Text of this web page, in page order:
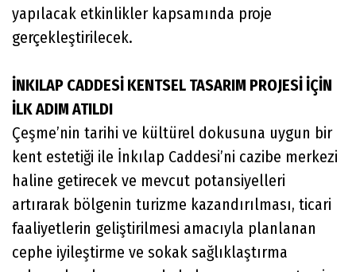
yapılacak etkinlikler kapsamında proje
gerçekleştirilecek.
İNKILAP CADDESİ KENTSEL TASARIM PROJESİ İÇİN
İLK ADIM ATILDI
Çeşme’nin tarihi ve kültürel dokusuna uygun bir
kent estetiği ile İnkılap Caddesi’ni cazibe merkezi
haline getirecek ve mevcut potansiyelleri
artırarak bölgenin turizme kazandırılması, ticari
faaliyetlerin geliştirilmesi amacıyla planlanan
cephe iyileştirme ve sokak sağlıklaştırma